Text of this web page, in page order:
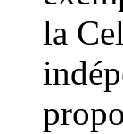
la